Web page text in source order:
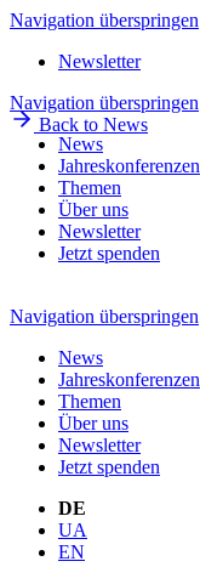
Navigation überspringen
Newsletter
Navigation überspringen
News
Jahreskonferenzen
Themen
Über uns
Newsletter
Jetzt spenden
Navigation überspringen
News
Jahreskonferenzen
Themen
Über uns
Newsletter
Jetzt spenden
DE
UA
EN
Back to News